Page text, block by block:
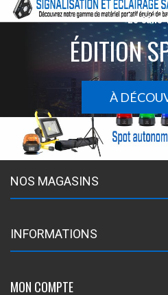
Le
ÉDITION
À
NOS MAGASINS
INFORMATIONS
MON COMPTE